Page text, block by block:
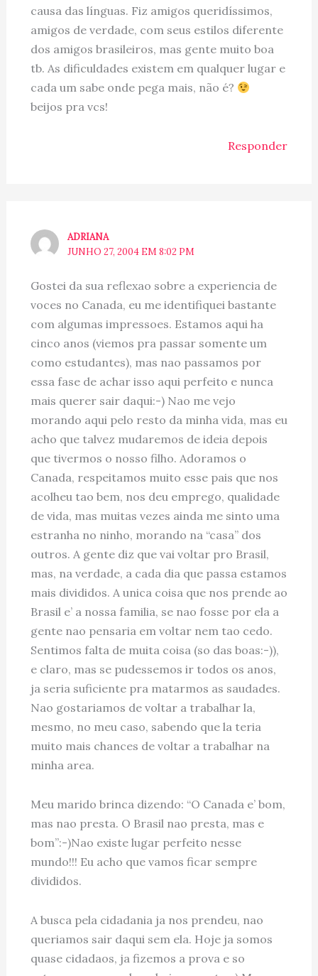
causa das línguas. Fiz amigos queridíssimos,
amigos de verdade, com seus estilos diferente
dos amigos brasileiros, mas gente muito boa
tb. As dificuldades existem em qualquer lugar e
cada um sabe onde pega mais, não é?
beijos pra vcs!
Responder
ADRIANA
JUNHO 27, 2004 EM 8:02 PM
Gostei da sua reflexao sobre a experiencia de
voces no Canada, eu me identifiquei bastante
com algumas impressoes. Estamos aqui ha
cinco anos (viemos pra passar somente um
como estudantes), mas nao passamos por
essa fase de achar isso aqui perfeito e nunca
mais querer sair daqui:-) Nao me vejo
morando aqui pelo resto da minha vida, mas eu
acho que talvez mudaremos de ideia depois
que tivermos o nosso filho. Adoramos o
Canada, respeitamos muito esse pais que nos
acolheu tao bem, nos deu emprego, qualidade
de vida, mas muitas vezes ainda me sinto uma
estranha no ninho, morando na “casa” dos
outros. A gente diz que vai voltar pro Brasil,
mas, na verdade, a cada dia que passa estamos
mais divididos. A unica coisa que nos prende ao
Brasil e’ a nossa familia, se nao fosse por ela a
gente nao pensaria em voltar nem tao cedo.
Sentimos falta de muita coisa (so das boas:-)),
e claro, mas se pudessemos ir todos os anos,
ja seria suficiente pra matarmos as saudades.
Nao gostariamos de voltar a trabalhar la,
mesmo, no meu caso, sabendo que la teria
muito mais chances de voltar a trabalhar na
minha area.
Meu marido brinca dizendo: “O Canada e’ bom,
mas nao presta. O Brasil nao presta, mas e
bom”:-)Nao existe lugar perfeito nesse
mundo!!! Eu acho que vamos ficar sempre
divididos.
A busca pela cidadania ja nos prendeu, nao
queriamos sair daqui sem ela. Hoje ja somos
quase cidadaos, ja fizemos a prova e so